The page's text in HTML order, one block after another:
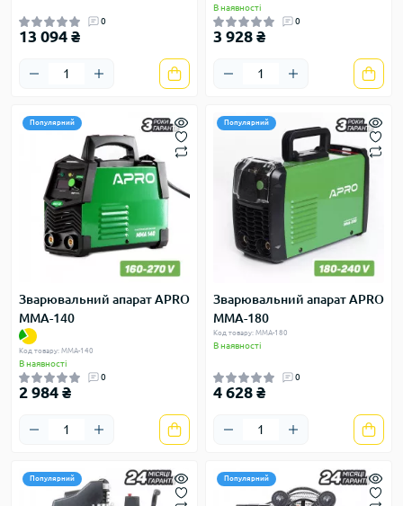
0
13 094 ₴
В наявності
0
3 928 ₴
Популярний
Зварювальний апарат APRO
MMA-140
Код товару: MMA-140
В наявності
0
2 984 ₴
Популярний
Зварювальний апарат APRO
MMA-180
Код товару: MMA-180
В наявності
0
4 628 ₴
Популярний Популярний